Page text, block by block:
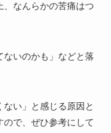
、なんらかの苦痛はつ
ないのかも」などと落
い」と感じる原因と
で、ぜひ参考にして